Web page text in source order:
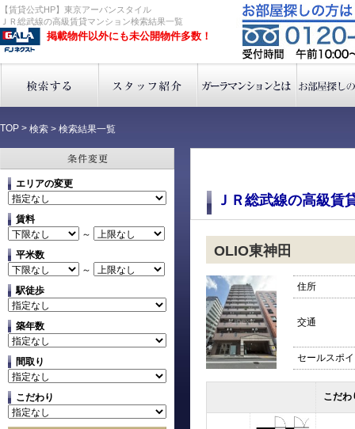
【賃貸公式HP】東京アーバンスタイル
ＪＲ総武線の高級賃貸マンション検索結果一覧
掲載物件以外にも未公開物件多数！
TOP > 検索 > 検索結果一覧
エリアの変更
賃料
～
平米数
～
駅徒歩
築年数
間取り
こだわり
ＪＲ総武線の高級賃
OLIO東神田
住所
交通
セールスポ
こだわ